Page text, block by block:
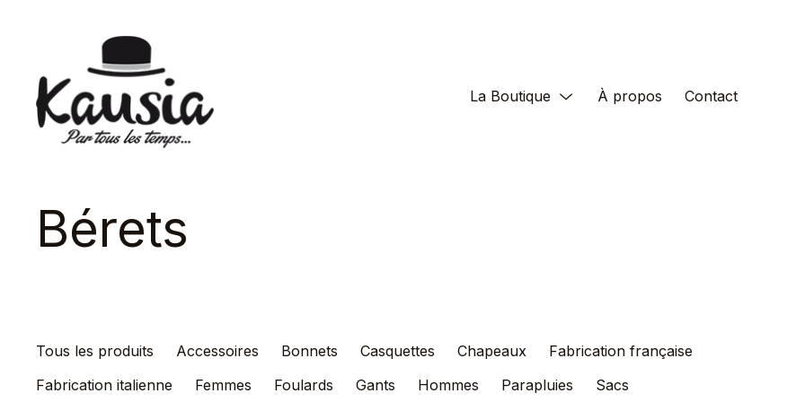
La Boutique À propos Contact
Bérets
Tous les produits Accessoires Bonnets Casquettes Chapeaux
Fabrication française
Fabrication italienne
Femmes Foulards Gants Hommes Parapluies Sacs